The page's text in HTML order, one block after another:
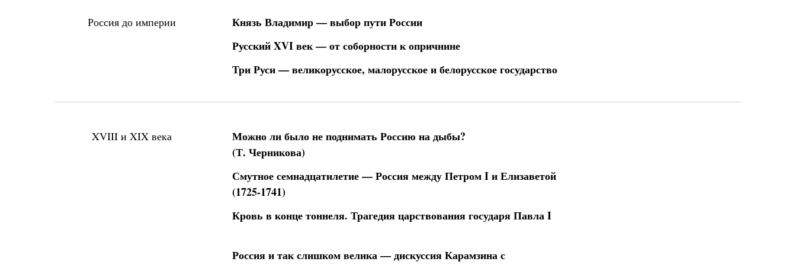
Россия до империи
Князь Владимир — выбор пути России
Русский XVI век — от соборности к опричнине
Три Руси — великорусское, малорусское и белорусское государство
XVIII и XIX века
Можно ли было не поднимать Россию на дыбы?
(Т. Черникова)
Смутное семнадцатилетие — Россия между Петром I и Елизаветой
(1725-1741)
Кровь в конце тоннеля. Трагедия царствования государя Павла I
Россия и так слишком велика — дискуссия Карамзина с